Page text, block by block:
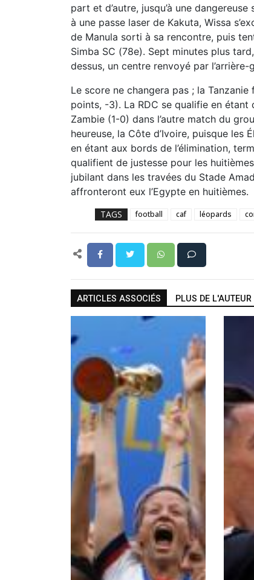
part et d’autre, jusqu’à une
à une passe laser de Kakuta, Wissa
de Manula sorti à sa rencontre, puis
Simba SC (78e). Sept minutes plus
dessus, un centre renvoyé par
Le score ne changera pas ; la
points, -3). La RDC se qualifie en
Zambie (1-0) dans l’autre match du
heureuse, la Côte d’Ivoire, puisque les
en étant aux bords de l’élimination,
qualifient de justesse pour les
jubilant dans les travées du Stade
affronteront eux l’Egypte en huitièmes.
TAGS football caf léopards
ARTICLES ASSOCIÉS PLUS DE L'AUTEUR